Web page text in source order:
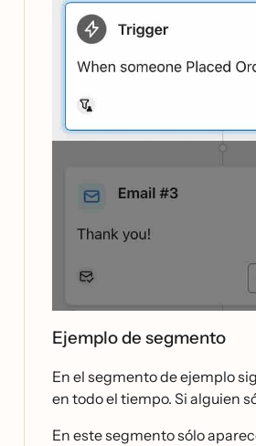
Ejemplo de segmento
En el segmento de ejemplo
en todo el tiempo. Si alguien
En este segmento sólo